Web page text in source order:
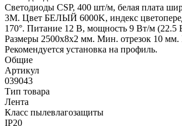
Светодиоды CSP, 400 шт/м, белая плата
3M. Цвет БЕЛЫЙ 6000K, индекс
170°. Питание 12 В, мощность 9 Вт/м (22.5
Размеры 2500х8х2 мм. Мин. отрезок 10 мм.
Рекомендуется установка на профиль.
Общие
Артикул
039043
Тип товара
Лента
Класс пылевлагозащиты
IP20